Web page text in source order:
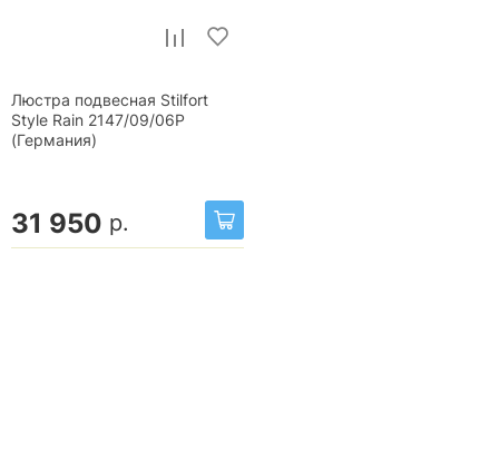
Люстра подвесная Stilfort
Style Rain 2147/09/06P
(Германия)
31 950 р.